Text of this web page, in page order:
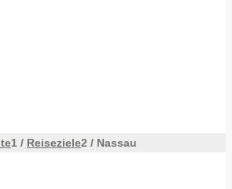
1 / Reiseziele2 / Nassau